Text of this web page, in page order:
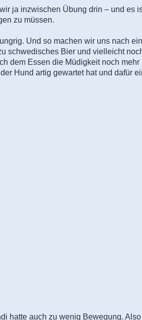
ja inzwischen Übung drin – und es
zu müssen.
Und so machen wir uns nach
schwedisches Bier und vielleicht
dem Essen die Müdigkeit noch
Hund artig gewartet hat und dafür
hatte auch zu wenig Bewegung.